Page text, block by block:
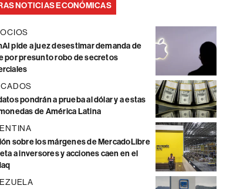
NOTICIAS ECONÓMICAS
pide a juez desestimar demanda de
por presunto robo de secretos
pondrán a prueba al dólar y a estas
de América Latina
sobre los márgenes de MercadoLibre
a inversores y acciones caen en el